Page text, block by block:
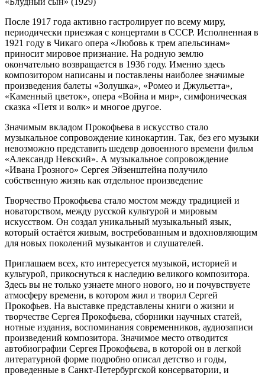
После 1917 года активно гастролирует по всему миру,
периодически приезжая с концертами в СССР. Исполненная в
1921 году в Чикаго опера «Любовь к трем апельсинам»
приносит мировое признание. На родную землю
окончательно возвращается в 1936 году. Именно здесь
композитором написаны и поставлены наиболее значимые
произведения балеты «Золушка», «Ромео и Джульетта»,
«Каменный цветок», опера «Война и мир», симфоническая
сказка «Петя и волк» и многое другое.
Значимым вкладом Прокофьева в искусство стало
музыкальное сопровождение кинокартин. Так, без его музыки
невозможно представить шедевр довоенного времени фильм
«Александр Невский». А музыкальное сопровождение
«Ивана Грозного» Сергея Эйзенштейна получило
собственную жизнь как отдельное произведение
Творчество Прокофьева стало мостом между традицией и
новаторством, между русской культурой и мировым
искусством. Он создал уникальный музыкальный язык,
который остаётся живым, востребованным и вдохновляющим
для новых поколений музыкантов и слушателей.
Приглашаем всех, кто интересуется музыкой, историей и
культурой, прикоснуться к наследию великого композитора.
Здесь вы не только узнаете много нового, но и почувствуете
атмосферу времени, в котором жил и творил Сергей
Прокофьев. На выставке представлены книги о жизни и
творчестве Сергея Прокофьева, сборники научных статей,
нотные издания, воспоминания современников, аудиозаписи
произведений композитора. Значимое место отводится
автобиографии Сергея Прокофьева, в которой он в легкой
литературной форме подробно описал детство и годы,
проведенные в Санкт-Петербургской консерватории, и